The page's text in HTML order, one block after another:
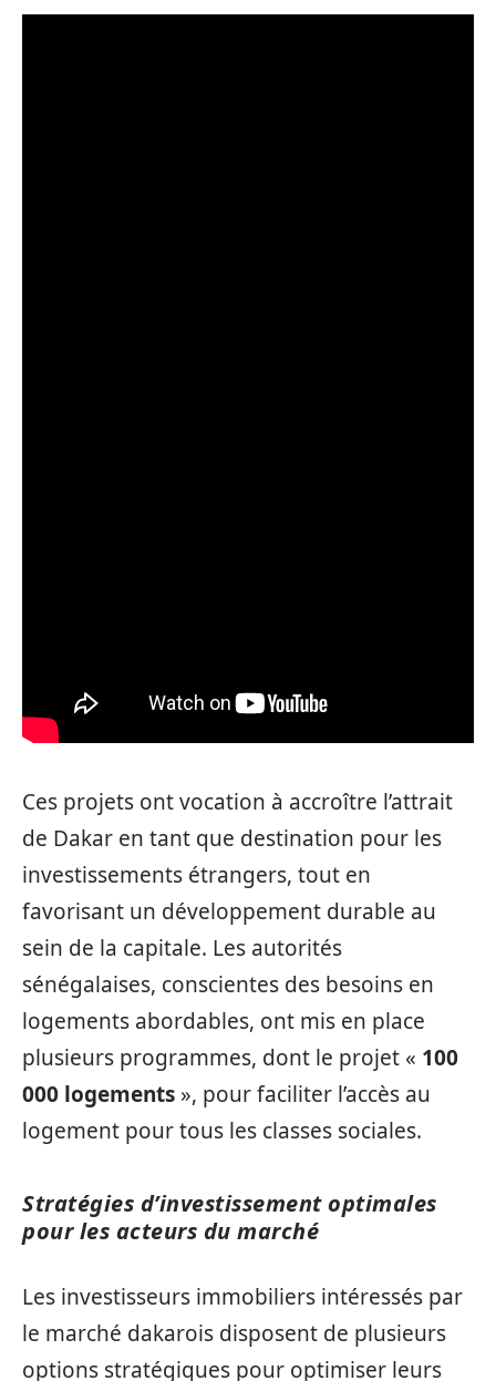
Ces projets ont vocation à accroître l’attrait
de Dakar en tant que destination pour les
investissements étrangers, tout en
favorisant un développement durable au
sein de la capitale. Les autorités
sénégalaises, conscientes des besoins en
logements abordables, ont mis en place
plusieurs programmes, dont le projet « 100
000 logements », pour faciliter l’accès au
logement pour tous les classes sociales.
Stratégies d’investissement optimales
pour les acteurs du marché
Les investisseurs immobiliers intéressés par
le marché dakarois disposent de plusieurs
options stratégiques pour optimiser leurs